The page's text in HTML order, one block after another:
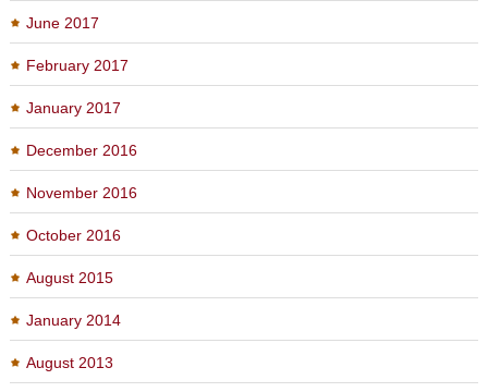
June 2017
February 2017
January 2017
December 2016
November 2016
October 2016
August 2015
January 2014
August 2013